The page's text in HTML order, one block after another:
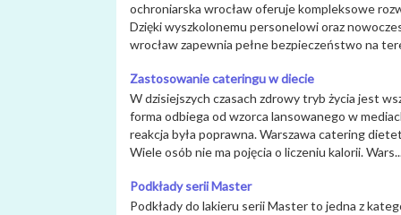
ochroniarska wrocław oferuje kompleksowe
Dzięki wyszkolonemu personelowi oraz
wrocław zapewnia pełne bezpieczeństwo na
Zastosowanie cateringu w diecie
W dzisiejszych czasach zdrowy tryb życia jest
forma odbiega od wzorca lansowanego w
reakcja była poprawna. Warszawa catering
Wiele osób nie ma pojęcia o liczeniu kalorii.
Podkłady serii Master
Podkłady do lakieru serii Master to jedna z